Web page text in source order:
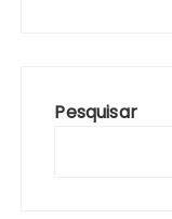
Pesquisar